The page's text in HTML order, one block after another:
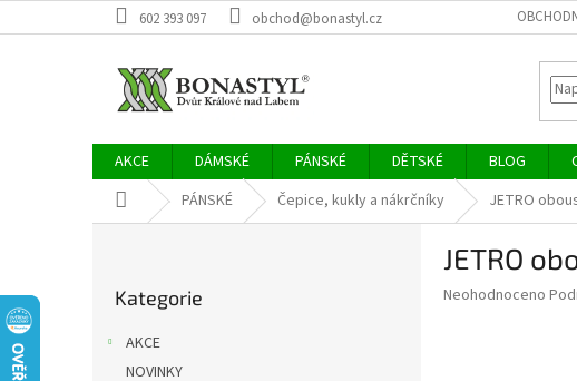
na
602 393 097 obchod@bonastyl.cz
AKCE DÁMSKÉ PÁNSKÉ DĚTSKÉ BLOG
Domů PÁNSKÉ Čepice, kukly a nákrčníky JETRO
kategorie
Kategorie
AKCE
NOVINKY
JETRO
Průměrné
Neohodnoceno